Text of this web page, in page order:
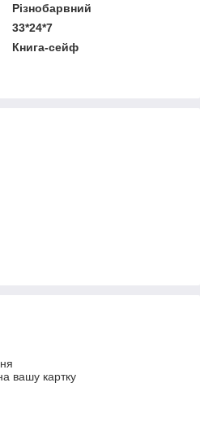
Різнобарвний
33*24*7
Книга-сейф
вашу картку